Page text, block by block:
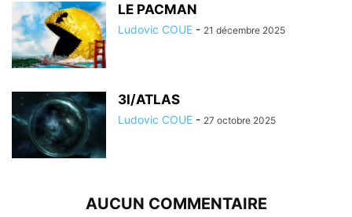
LE PACMAN
Ludovic COUE - 21 décembre 2025
3I/ATLAS
Ludovic COUE - 27 octobre 2025
AUCUN COMMENTAIRE